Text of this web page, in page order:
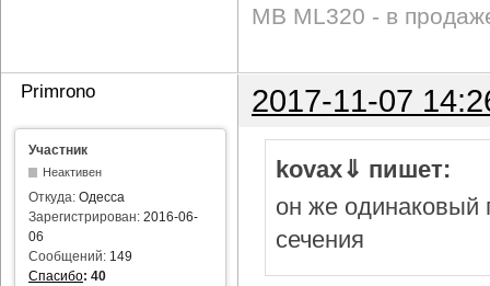
MB ML320 - в
Primrono 2017-11-07
Участник
Неактивен
Откуда: Одесса
Зарегистрирован: 2016-06-
06
Сообщений: 149
Спасибо: 40
kovax⇓ пишет:
он же одинаковый
сечения